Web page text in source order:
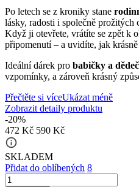
Po letech se z kroniky stane
lásky, radosti i společně prožitých
Když ji otevřete, vrátíte se zpět k
připomenutí – a uvidíte, jak
Ideální dárek pro babičky a
vzpomínky, a zároveň krásný
Přečtěte si víceUkázat méně
Zobrazit detaily produktu
-20%
472 Kč 590 Kč
info_outline
SKLADEM
Přidat do oblíbených 8